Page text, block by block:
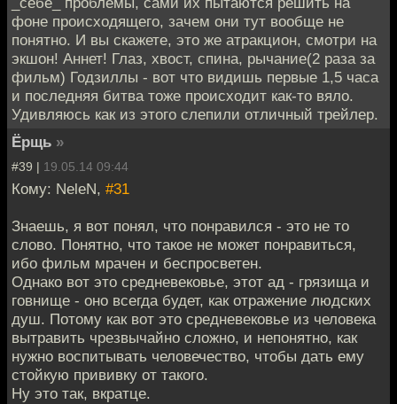
фоне происходящего, зачем они тут вообще не
понятно. И вы скажете, это же атракцион, смотри на
экшон! Аннет! Глаз, хвост, спина, рычание(2 раза за
фильм) Годзиллы - вот что видишь первые 1,5 часа
и последняя битва тоже происходит как-то вяло.
Удивляюсь как из этого слепили отличный трейлер.
Ёрщь »
#39 | 19.05.14 09:44
Кому: NeleN, #31
Знаешь, я вот понял, что понравился - это не то
слово. Понятно, что такое не может понравиться,
ибо фильм мрачен и беспросветен.
Однако вот это средневековье, этот ад - грязища и
говнище - оно всегда будет, как отражение людских
душ. Потому как вот это средневековье из человека
вытравить чрезвычайно сложно, и непонятно, как
нужно воспитывать человечество, чтобы дать ему
стойкую прививку от такого.
Ну это так, вкратце.